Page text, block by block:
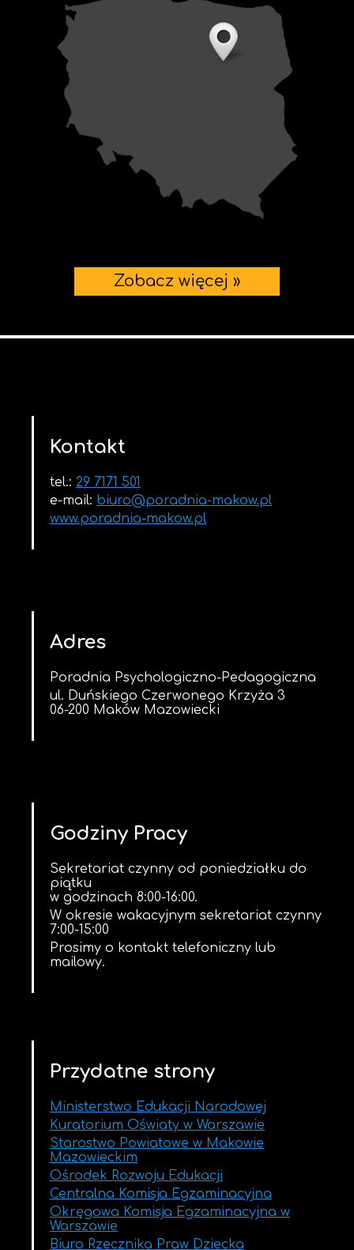
Zobacz więcej »
Kontakt
tel.: 29 7171 501
e-mail: biuro@poradnia-makow.pl
www.poradnia-makow.pl
Adres
Poradnia Psychologiczno-Pedagogiczna
ul. Duńskiego Czerwonego Krzyża 3
06-200 Maków Mazowiecki
Godziny Pracy
Sekretariat czynny od poniedziałku do
piątku
w godzinach 8:00-16:00.
W okresie wakacyjnym sekretariat czynny
7:00-15:00
Prosimy o kontakt telefoniczny lub
mailowy.
Przydatne strony
Ministerstwo Edukacji Narodowej
Kuratorium Oświaty w Warszawie
Starostwo Powiatowe w Makowie
Mazowieckim
Ośrodek Rozwoju Edukacji
Centralna Komisja Egzaminacyjna
Okręgowa Komisja Egzaminacyjna w
Warszawie
Biuro Rzecznika Praw Dziecka